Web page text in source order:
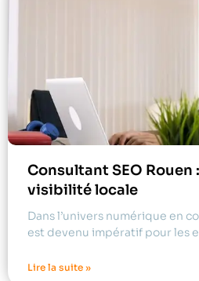
Consultant SEO
visibilité locale
Dans l’univers numérique en
est devenu impératif pour les
Lire la suite »